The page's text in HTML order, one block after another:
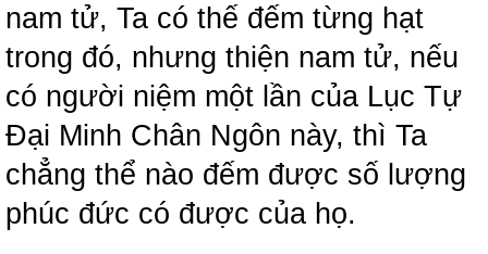
nam tử, Ta có thế đếm từng hạt
trong đó, nhưng thiện nam tử, nếu
có người niệm một lần của Lục Tự
Đại Minh Chân Ngôn này, thì Ta
chẳng thể nào đếm được số lượng
phúc đức có được của họ.